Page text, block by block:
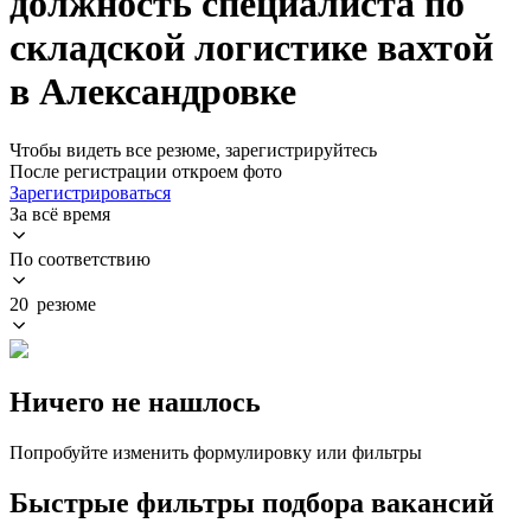
складской логистике вахтой
в Александровке
Чтобы видеть все резюме, зарегистрируйтесь
После регистрации откроем фото
Зарегистрироваться
За всё время
По соответствию
20 резюме
Ничего не нашлось
Попробуйте изменить формулировку или фильтры
Быстрые фильтры подбора вакансий